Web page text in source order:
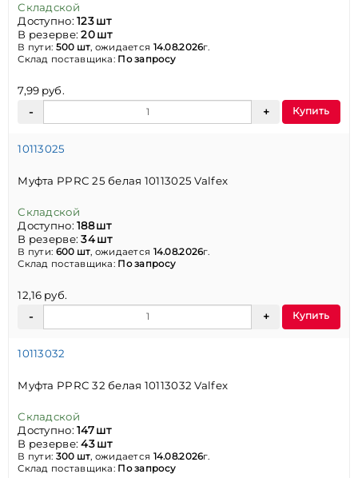
Складской
Доступно:123 шт
В резерве:20 шт
В пути: 500 шт, ожидается 14.08.2026г.
Склад поставщика: По запросу
7,99 руб.
Купить
10113025
Муфта PPRC 25 белая 10113025 Valfex
Складской
Доступно:188 шт
В резерве:34 шт
В пути: 600 шт, ожидается 14.08.2026г.
Склад поставщика: По запросу
12,16 руб.
Купить
10113032
Муфта PPRC 32 белая 10113032 Valfex
Складской
Доступно:147 шт
В резерве:43 шт
В пути: 300 шт, ожидается 14.08.2026г.
Склад поставщика: По запросу